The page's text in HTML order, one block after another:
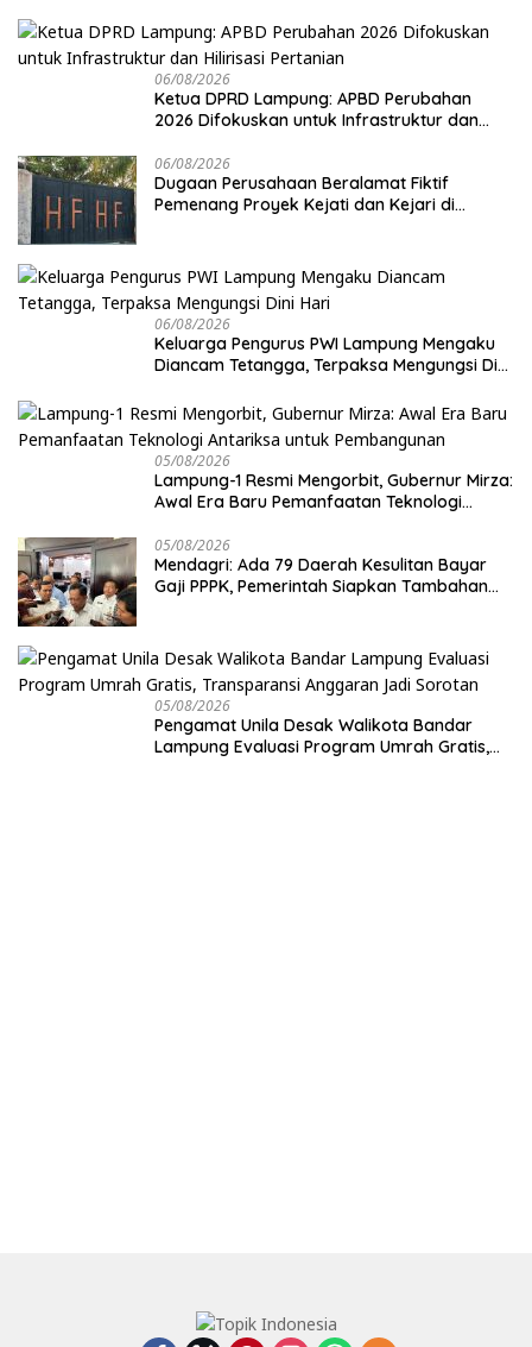
06/08/2026
Ketua DPRD Lampung: APBD Perubahan
2026 Difokuskan untuk Infrastruktur dan
06/08/2026
Dugaan Perusahaan Beralamat Fiktif
Pemenang Proyek Kejati dan Kejari di
Disorot
06/08/2026
Keluarga Pengurus PWI Lampung Mengaku
Diancam Tetangga, Terpaksa Mengungsi Dini
05/08/2026
Lampung-1 Resmi Mengorbit, Gubernur Mirza:
Awal Era Baru Pemanfaatan Teknologi
05/08/2026
Mendagri: Ada 79 Daerah Kesulitan Bayar
Gaji PPPK, Pemerintah Siapkan Tambahan
05/08/2026
Pengamat Unila Desak Walikota Bandar
Lampung Evaluasi Program Umrah Gratis,